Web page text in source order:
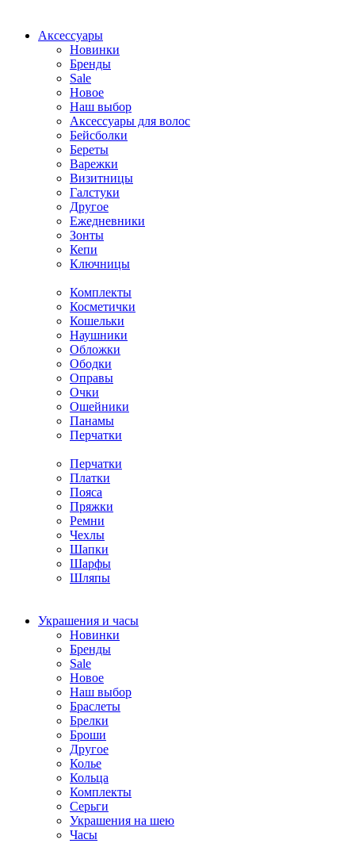
Аксессуары
Новинки
Бренды
Sale
Новое
Наш выбор
Аксессуары для волос
Бейсболки
Береты
Варежки
Визитницы
Галстуки
Другое
Ежедневники
Зонты
Кепи
Ключницы
Комплекты
Косметички
Кошельки
Наушники
Обложки
Ободки
Оправы
Очки
Ошейники
Панамы
Перчатки
Перчатки
Платки
Пояса
Пряжки
Ремни
Чехлы
Шапки
Шарфы
Шляпы
Украшения и часы
Новинки
Бренды
Sale
Новое
Наш выбор
Браслеты
Брелки
Броши
Другое
Колье
Кольца
Комплекты
Серьги
Украшения на шею
Часы